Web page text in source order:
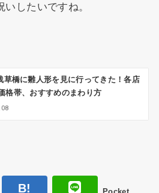
したいですね。
草橋に雛人形を見に行ってきた！各店
格帯、おすすめのまわり方
Pocket